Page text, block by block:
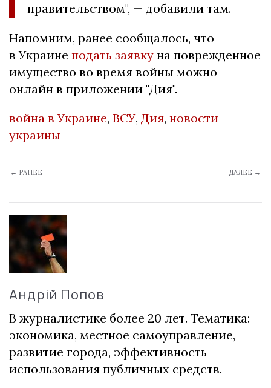
правительством", — добавили там.
Напомним, ранее сообщалось, что
в Украине подать заявку на поврежденное
имущество во время войны можно
онлайн в приложении "Дия".
война в Украине, ВСУ, Дия, новости
украины
← РАНЕЕ ДАЛЕЕ →
Андрій Попов
В журналистике более 20 лет. Тематика:
экономика, местное самоуправление,
развитие города, эффективность
использования публичных средств.